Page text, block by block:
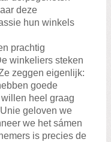
deze
hun winkels
prachtig
winkeliers steken
zeggen eigenlijk:
goede
heel graag
geloven we
we het sámen
is precies de